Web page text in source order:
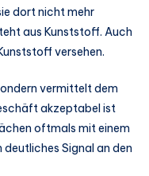
dort nicht mehr
aus Kunststoff. Auch
versehen.
vermittelt dem
akzeptabel ist
oftmals mit einem
Signal an den